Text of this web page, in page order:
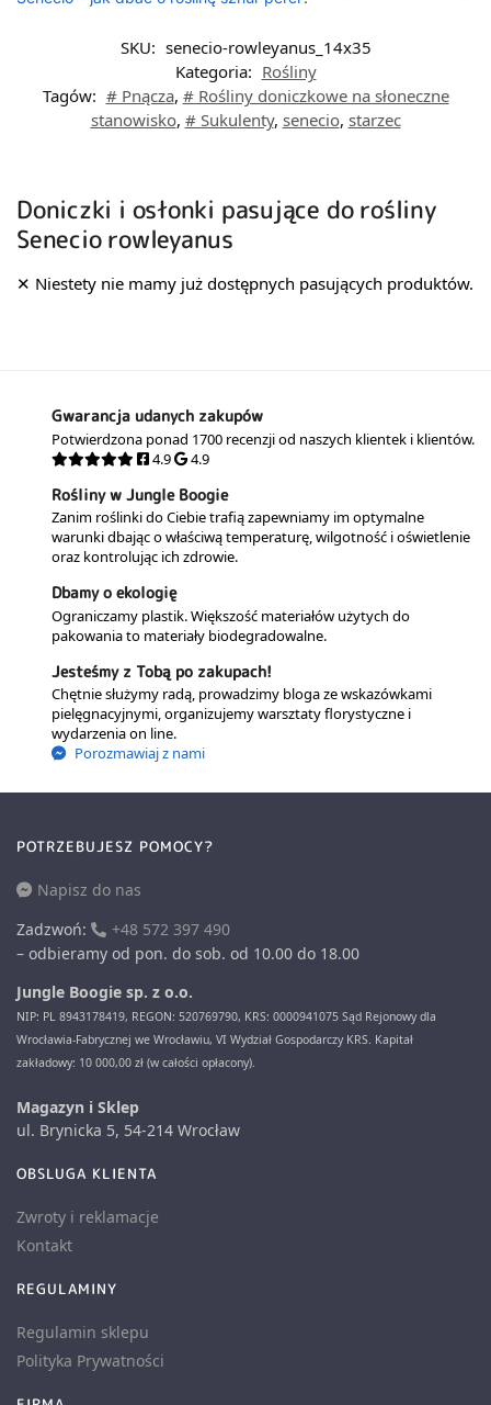
SKU: senecio-rowleyanus_14x35
Kategoria: Rośliny
Tagów: # Pnącza, # Rośliny doniczkowe na słoneczne
stanowisko, # Sukulenty, senecio, starzec
Doniczki i osłonki pasujące do rośliny
Senecio rowleyanus
Gwarancja udanych zakupów
Potwierdzona ponad 1700 recenzji od naszych klientek i klientów.
4.9
4.9
Rośliny w Jungle Boogie
Zanim roślinki do Ciebie trafią zapewniamy im optymalne
warunki dbając o właściwą temperaturę, wilgotność i oświetlenie
oraz kontrolując ich zdrowie.
Dbamy o ekologię
Ograniczamy plastik. Większość materiałów użytych do
pakowania to materiały biodegradowalne.
Jesteśmy z Tobą po zakupach!
Chętnie służymy radą, prowadzimy bloga ze wskazówkami
pielęgnacyjnymi, organizujemy warsztaty florystyczne i
wydarzenia on line.
Porozmawiaj z nami
POTRZEBUJESZ POMOCY?
Napisz do nas
Zadzwoń:
+48 572 397 490
– odbieramy od pon. do sob. od 10.00 do 18.00
Jungle Boogie sp. z o.o.
NIP: PL 8943178419, REGON: 520769790, KRS: 0000941075 Sąd Rejonowy dla
Wrocławia-Fabrycznej we Wrocławiu, VI Wydział Gospodarczy KRS. Kapitał
zakładowy: 10 000,00 zł (w całości opłacony).
Magazyn i Sklep
ul. Brynicka 5, 54-214 Wrocław
OBSLUGA KLIENTA
Zwroty i reklamacje
Kontakt
REGULAMINY
Regulamin sklepu
Polityka Prywatności